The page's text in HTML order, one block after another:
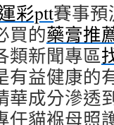
彩ptt賽事
買的藥膏推
類新聞專區
有益健康的
華成分滲透
任貓褓母照